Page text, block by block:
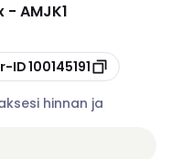
AMJK1
ID100145191
hinnan ja